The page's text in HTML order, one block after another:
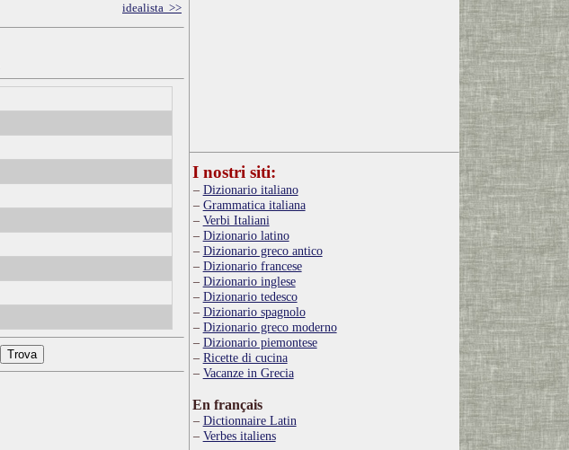
idealista >>
I nostri siti:
Dizionario italiano
Grammatica italiana
Verbi Italiani
Dizionario latino
Dizionario greco antico
Dizionario francese
Dizionario inglese
Dizionario tedesco
Dizionario spagnolo
Dizionario greco moderno
Dizionario piemontese
Ricette di cucina
Vacanze in Grecia
En français
Dictionnaire Latin
Verbes italiens